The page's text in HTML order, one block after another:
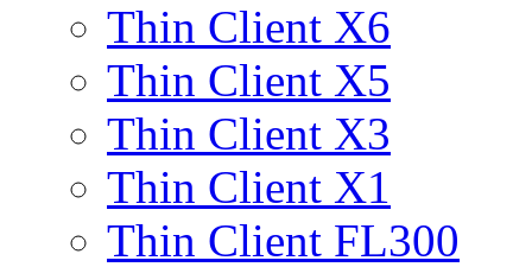
Thin Client X6
Thin Client X5
Thin Client X3
Thin Client X1
Thin Client FL300